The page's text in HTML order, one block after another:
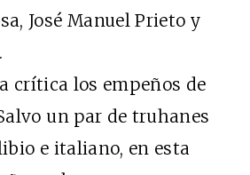
José Manuel Prieto y
crítica los empeños de
un par de truhanes
e italiano, en esta